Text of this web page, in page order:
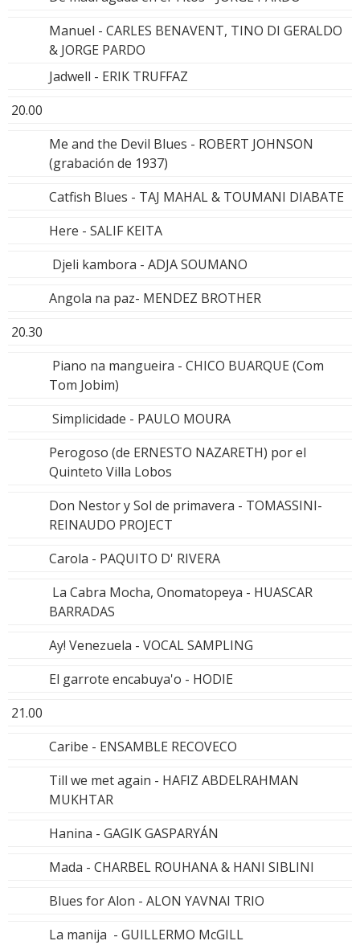
Manuel - CARLES BENAVENT, TINO DI GERALDO
& JORGE PARDO
Jadwell - ERIK TRUFFAZ
20.00
Me and the Devil Blues - ROBERT JOHNSON
(grabación de 1937)
Catfish Blues - TAJ MAHAL & TOUMANI DIABATE
Here - SALIF KEITA
Djeli kambora - ADJA SOUMANO
Angola na paz- MENDEZ BROTHER
20.30
Piano na mangueira - CHICO BUARQUE (Com
Tom Jobim)
Simplicidade - PAULO MOURA
Perogoso (de ERNESTO NAZARETH) por el
Quinteto Villa Lobos
Don Nestor y Sol de primavera - TOMASSINI-
REINAUDO PROJECT
Carola - PAQUITO D' RIVERA
La Cabra Mocha, Onomatopeya - HUASCAR
BARRADAS
Ay! Venezuela - VOCAL SAMPLING
El garrote encabuya'o - HODIE
21.00
Caribe - ENSAMBLE RECOVECO
Till we met again - HAFIZ ABDELRAHMAN
MUKHTAR
Hanina - GAGIK GASPARYÁN
Mada - CHARBEL ROUHANA & HANI SIBLINI
Blues for Alon - ALON YAVNAI TRIO
La manija - GUILLERMO McGILL